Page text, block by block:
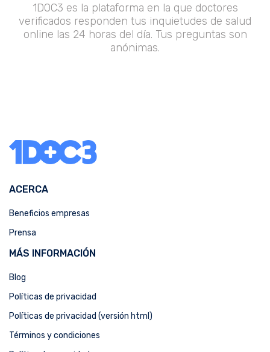
1DOC3 es la plataforma en la que doctores
verificados responden tus inquietudes de salud
online las 24 horas del día. Tus preguntas son
anónimas.
ACERCA
Beneficios empresas
Prensa
MÁS INFORMACIÓN
Blog
Políticas de privacidad
Políticas de privacidad (versión html)
Términos y condiciones